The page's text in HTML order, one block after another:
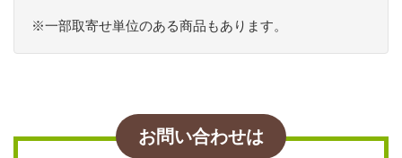
※一部取寄せ単位のある商品もあります。
お問い合わせは